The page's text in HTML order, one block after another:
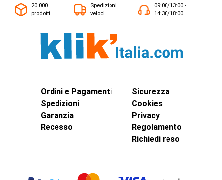
20.000
prodotti
Spedizioni
veloci
09:00/13:00 -
14:30/18:00
Ordini e Pagamenti
Spedizioni
Garanzia
Recesso
Sicurezza
Cookies
Privacy
Regolamento
Richiedi reso